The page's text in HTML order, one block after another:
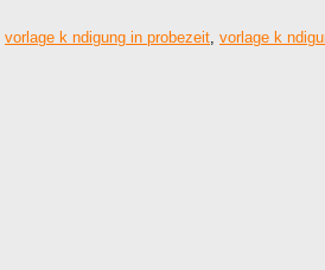
vorlage k ndigung in probezeit, vorlage k